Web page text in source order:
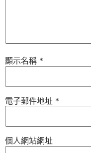
顯示名稱 *
電子郵件地址 *
個人網站網址